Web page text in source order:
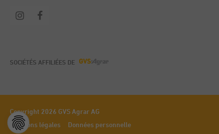
SOCIÉTÉS AFFILIÉES DE
Copyright 2026 GVS Agrar AG
Mentions légales
Données personnelle